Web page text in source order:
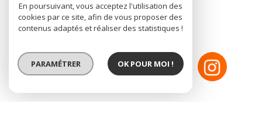
NOUS SUIVRE
En poursuivant, vous acceptez l'utilisation des
cookies par ce site, afin de vous proposer des
contenus adaptés et réaliser des statistiques !
PARAMÉTRER OK POUR MOI !